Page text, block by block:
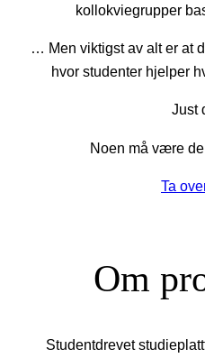
kollokviegrupper
… Men viktigst av alt er at
hvor studenter hjelper
Just
Noen må være
Ta
Om
Studentdrevet